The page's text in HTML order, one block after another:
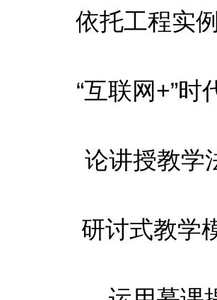
依托工程实
“互联网+”
论讲授教学
研讨式教学